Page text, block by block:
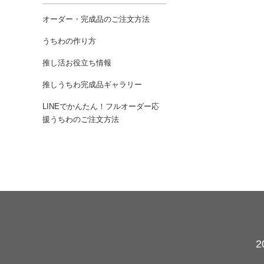
オーダー・完成品のご注文方法
うちわの作り方
推し活お役立ち情報
推しうちわ完成品ギャラリー
LINEでかんたん！フルオーダー応
援うちわのご注文方法